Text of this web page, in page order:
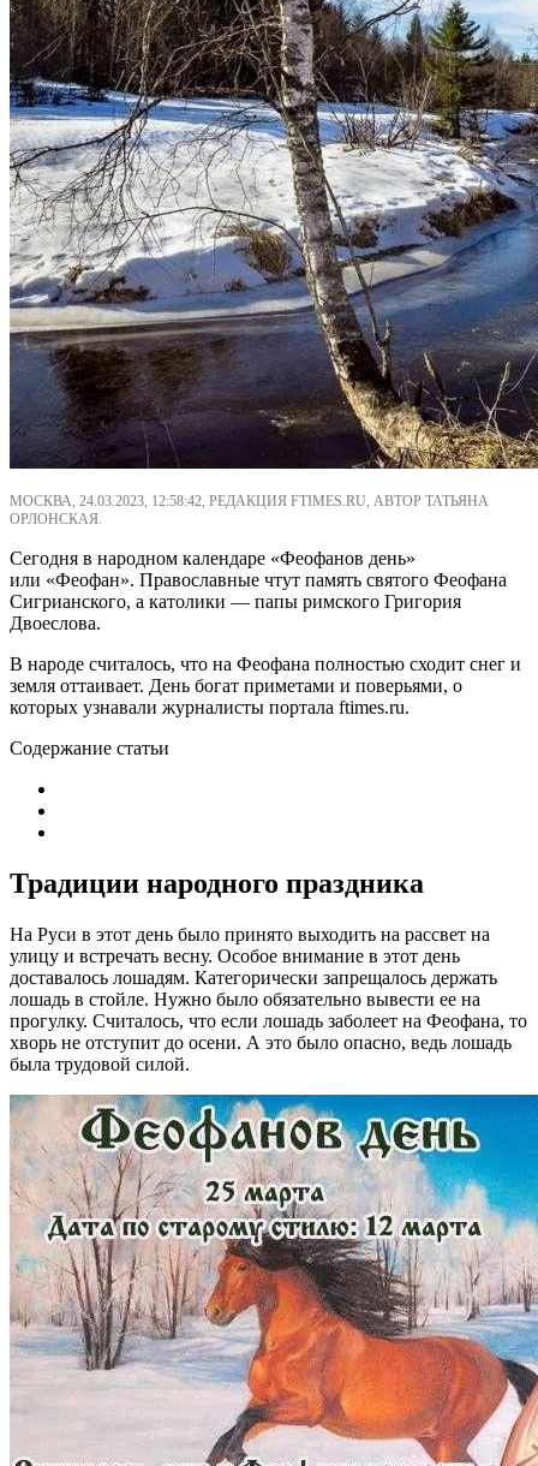
МОСКВА, 24.03.2023, 12:58:42, РЕДАКЦИЯ FTIMES.RU, АВТОР ТАТЬЯНА
ОРЛОНСКАЯ.
Сегодня в народном календаре «Феофанов день»
или «Феофан». Православные чтут память святого Феофана
Сигрианского, а католики — папы римского Григория
Двоеслова.
В народе считалось, что на Феофана полностью сходит снег и
земля оттаивает. День богат приметами и поверьями, о
которых узнавали журналисты портала ftimes.ru.
Содержание статьи
Традиции народного праздника
На Руси в этот день было принято выходить на рассвет на
улицу и встречать весну. Особое внимание в этот день
доставалось лошадям. Категорически запрещалось держать
лошадь в стойле. Нужно было обязательно вывести ее на
прогулку. Считалось, что если лошадь заболеет на Феофана, то
хворь не отступит до осени. А это было опасно, ведь лошадь
была трудовой силой.